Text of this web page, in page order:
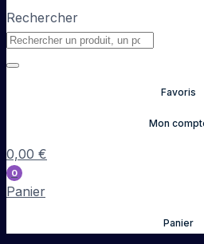
Rechercher
Favoris
Mon
0,00 €
0
Panier
Panier